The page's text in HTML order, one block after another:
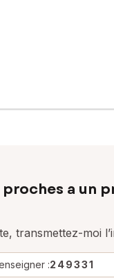
proches a un
transmettez-moi
:249331